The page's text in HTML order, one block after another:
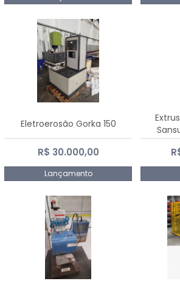
Eletroerosão Gorka 150
R$ 30.000,00
Lançamento